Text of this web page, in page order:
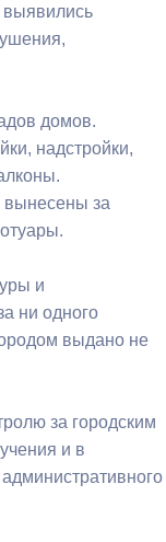
выявились
домов.
надстройки,
вынесены за
и
ни одного
выдано не
за городским
и в